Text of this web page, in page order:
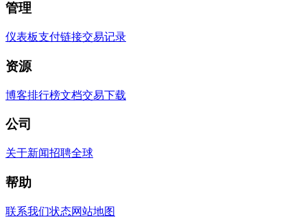
管理
仪表板支付链接交易记录
资源
博客排行榜文档交易下载
公司
关于新闻招聘全球
帮助
联系我们状态网站地图